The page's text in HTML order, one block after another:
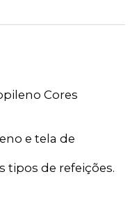
Cores
e tela de
tipos de refeições.